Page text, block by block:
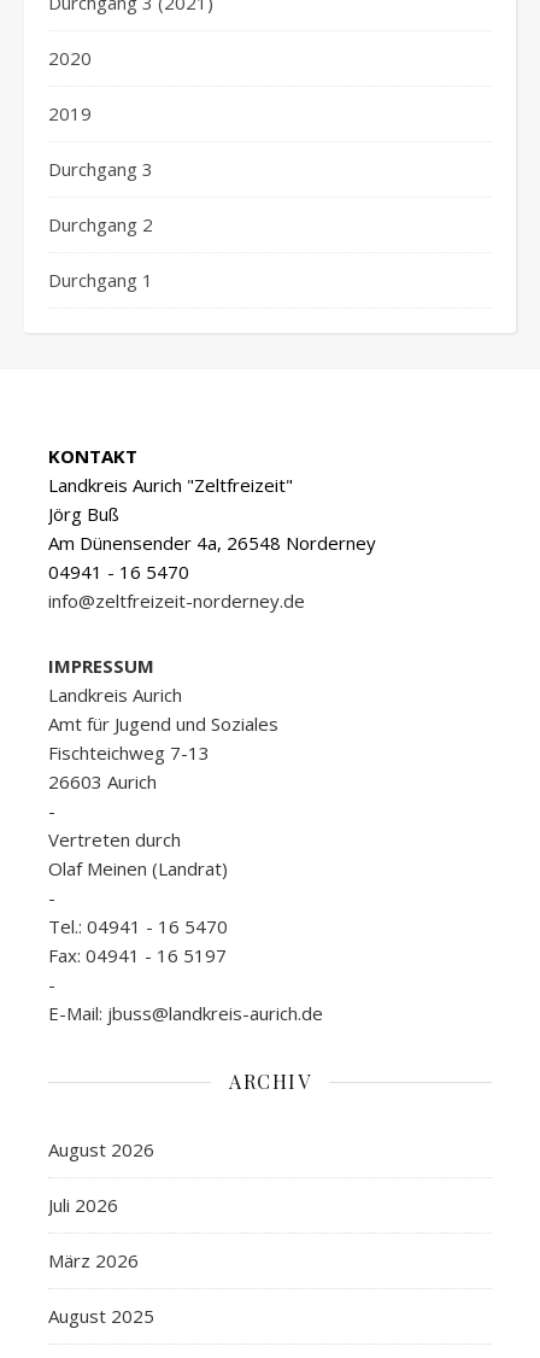
2020
2019
Durchgang 3
Durchgang 2
Durchgang 1
KONTAKT
Landkreis Aurich "Zeltfreizeit"
Jörg Buß
Am Dünensender 4a, 26548 Norderney
04941 - 16 5470
info@zeltfreizeit-norderney.de
IMPRESSUM
Landkreis Aurich
Amt für Jugend und Soziales
Fischteichweg 7-13
26603 Aurich
-
Vertreten durch
Olaf Meinen (Landrat)
-
Tel.: 04941 - 16 5470
Fax: 04941 - 16 5197
-
E-Mail: jbuss@landkreis-aurich.de
ARCHIV
August 2026
Juli 2026
März 2026
August 2025